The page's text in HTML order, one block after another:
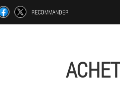
RECOMMANDER